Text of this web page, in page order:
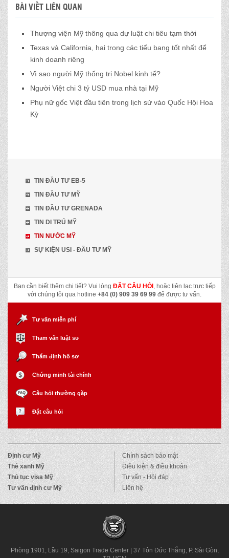
BÀI VIẾT LIÊN QUAN
Thượng viện Mỹ thông qua dự luật chi tiêu tạm thời
Texas và California, hai trong các tiểu bang tốt nhất để
kinh doanh riêng
Vì sao người Mỹ thống trị Nobel kinh tế?
Người Việt chi 3 tỷ USD mua nhà tại Mỹ
Phụ nữ gốc Việt đầu tiên trong lịch sử vào Quốc Hội Hoa
Kỳ
TIN ĐẦU TƯ EB-5
TIN ĐẦU TƯ MỸ
TIN ĐẦU TƯ GRENADA
TIN DI TRÚ MỸ
TIN NƯỚC MỸ
SỰ KIỆN USI - ĐẦU TƯ MỸ
Bạn cần biết thêm chi tiết? Vui lòng ĐẶT CÂU HỎI, hoặc liên lạc trực tiếp
với chúng tôi qua hotline +84 (0) 909 39 69 99 để được tư vấn.
Tư vấn miễn phí
Tham vấn luật sư
Thẩm định hồ sơ
Chứng minh tài chính
Câu hỏi thường gặp
Đặt câu hỏi
Định cư Mỹ
Thẻ xanh Mỹ
Thủ tục visa Mỹ
Tư vấn định cư Mỹ
Chính sách bảo mật
Điều kiện & điều khoản
Tư vấn - Hỏi đáp
Liên hệ
Phòng 1901, Lầu 19, Saigon Trade Center | 37 Tôn Đức Thắng, P. Sài Gòn,